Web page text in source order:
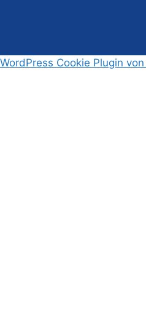
WordPress Cookie Plugin